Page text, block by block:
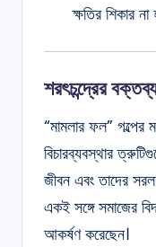
ক্ষতির শিকার না
শরৎচন্দ্রের
“মামলার ফল” গল্পের
বিচারব্যবস্থার
জীবন এবং তাদের
একই সঙ্গে সমাজের
আকর্ষণ করেছেন।